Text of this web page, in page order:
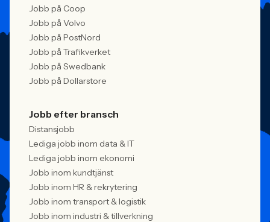
Jobb på Coop
Jobb på Volvo
Jobb på PostNord
Jobb på Trafikverket
Jobb på Swedbank
Jobb på Dollarstore
Jobb efter bransch
Distansjobb
Lediga jobb inom data & IT
Lediga jobb inom ekonomi
Jobb inom kundtjänst
Jobb inom HR & rekrytering
Jobb inom transport & logistik
Jobb inom industri & tillverkning